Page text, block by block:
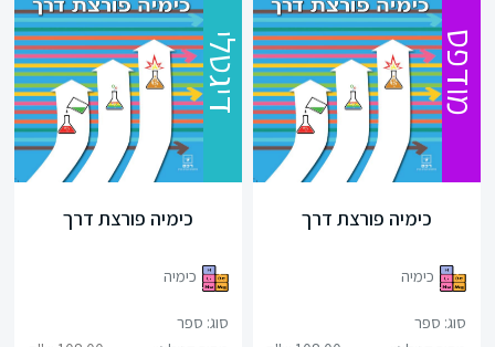
מודפס
כימיה פורצת דרך
כימיה
סוג: ספר
דיגטלי
כימיה פורצת דרך
כימיה
סוג: ספר